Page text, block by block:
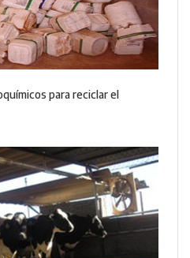
para reciclar el